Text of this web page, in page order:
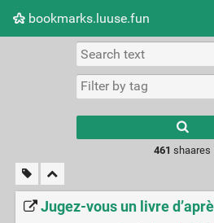
bookmarks.luuse.fun
Picture wall
461 shaares
Jugez-vous un livre